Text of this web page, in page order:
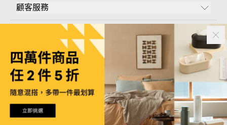
顧客服務
和樂家居股份有限公司｜臺北市內湖區新湖三路23號5樓
版權所有｜© Copyright 2024 HOLA Furnishing CO., LTD. All Rights Reserved
Follow Us